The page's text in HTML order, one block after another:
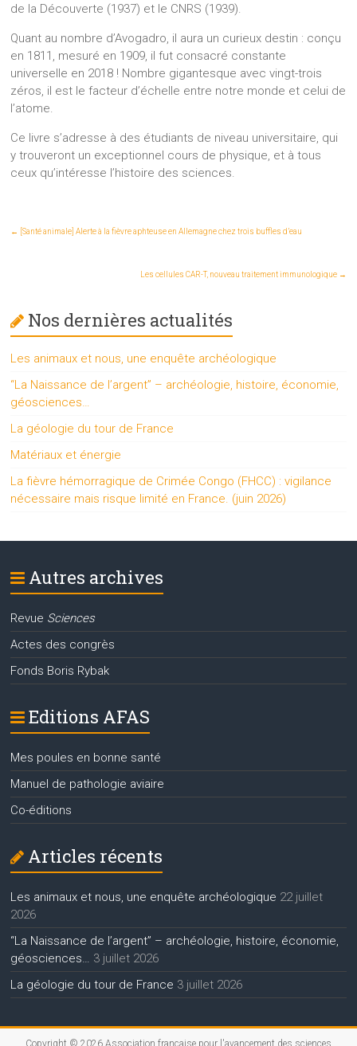
de la Découverte (1937) et le CNRS (1939).
Quant au nombre d’Avogadro, il aura un curieux destin : conçu
en 1811, mesuré en 1909, il fut consacré constante
universelle en 2018 ! Nombre gigantesque avec vingt-trois
zéros, il est le facteur d’échelle entre notre monde et celui de
l’atome.
Ce livre s’adresse à des étudiants de niveau universitaire, qui
y trouveront un exceptionnel cours de physique, et à tous
ceux qu’intéresse l’histoire des sciences.
← [Santé animale] Alerte à la fièvre aphteuse en Allemagne chez trois buffles d’eau
Les cellules CAR-T, nouveau traitement immunologique →
Nos dernières actualités
Les animaux et nous, une enquête archéologique
“La Naissance de l’argent” – archéologie, histoire, économie,
géosciences…
La géologie du tour de France
Matériaux et énergie
La fièvre hémorragique de Crimée Congo (FHCC) : vigilance
nécessaire mais risque limité en France. (juin 2026)
Autres archives
Revue Sciences
Actes des congrès
Fonds Boris Rybak
Editions AFAS
Mes poules en bonne santé
Manuel de pathologie aviaire
Co-éditions
Articles récents
Les animaux et nous, une enquête archéologique 22 juillet
2026
“La Naissance de l’argent” – archéologie, histoire, économie,
géosciences…
3 juillet 2026
La géologie du tour de France 3 juillet 2026
Copyright © 2026 Association française pour l'avancement des sciences